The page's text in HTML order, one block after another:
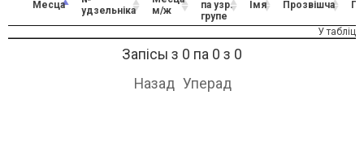
Месца
удзельніка
м/ж
па узр.
групе
Імя Прозвішча
У
Запісы з 0 па 0 з 0
Назад Уперад